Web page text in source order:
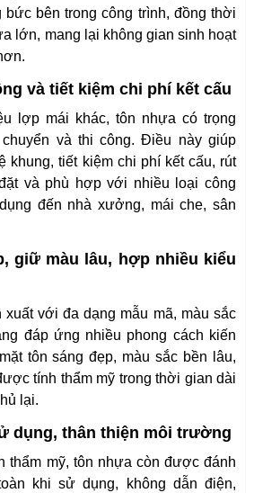
bức bên trong công trình, đồng thời
lớn, mang lại không gian sinh hoạt
và tiết kiệm chi phí kết cấu
lợp mái khác, tôn nhựa có trọng
và thi công. Điều này giúp
khung, tiết kiệm chi phí kết cấu, rút
và phù hợp với nhiều loại công
đến nhà xưởng, mái che, sân
giữ màu lâu, hợp nhiều kiểu
với đa dạng mẫu mã, màu sắc
đáp ứng nhiều phong cách kiến
tôn sáng đẹp, màu sắc bền lâu,
tính thẩm mỹ trong thời gian dài
lại.
dụng, thân thiện môi trường
thẩm mỹ, tôn nhựa còn được đánh
khi sử dụng, không dẫn điện,